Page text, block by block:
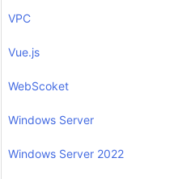
VPC
Vue.js
WebScoket
Windows Server
Windows Server 2022